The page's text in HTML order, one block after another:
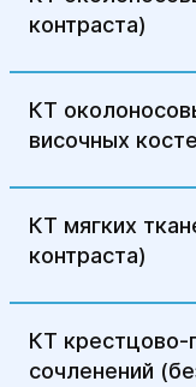
контраста)
КТ
височных
КТ мягких
контраста)
КТ
сочленений